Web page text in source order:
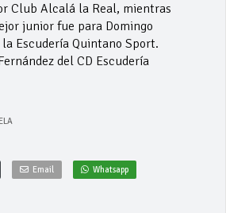
Club Alcalá la Real, mientras
junior fue para Domingo
la Escudería Quintano Sport.
del CD Escudería
Email Whatsapp